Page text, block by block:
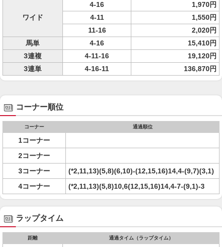
ワイド
4-16
1,970円
4-11
1,550円
11-16
2,020円
馬単
4-16
15,410円
3連複
4-11-16
19,120円
3連単
4-16-11 136,870円
コーナー順位
コーナー 通過順位
1コーナー
2コーナー
3コーナー
(*2,11,13)(5,8)(6,10)-(12,15,16)14,4-(9,7)(3,1)
4コーナー
(*2,11,13)(5,8)10,6(12,15,16)14,4-7-(9,1)-3
ラップタイム
距離 通過タイム（ラップタイム）